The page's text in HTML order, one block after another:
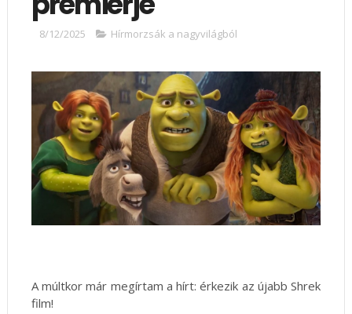
8/12/2025 Hírmorzsák a nagyvilágból
A múltkor már megírtam a hírt: érkezik az újabb Shrek
film!